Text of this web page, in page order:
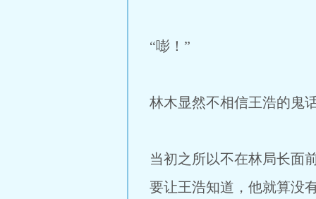
“嘭！”
林木显然不相信王浩的鬼
当初之所以不在林局长面
要让王浩知道，他就算没